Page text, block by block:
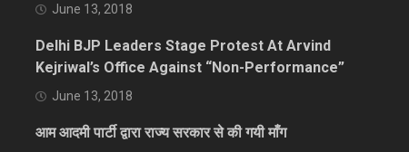
June 13, 2018
Delhi BJP Leaders Stage Protest At Arvind
Kejriwal’s Office Against “Non-Performance”
June 13, 2018
आम आदमी पार्टी द्वारा राज्य सरकार से की गयी माँग